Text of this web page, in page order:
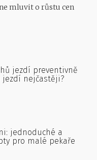
mluvit o růstu cen
jezdí preventivně
jezdí nejčastěji?
jednoduché a
pro malé pekaře